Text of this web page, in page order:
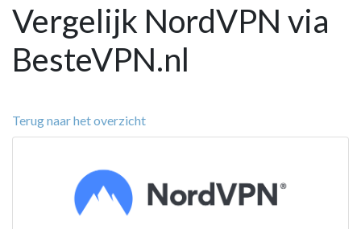
Vergelijk NordVPN via
BesteVPN.nl
Terug naar het overzicht